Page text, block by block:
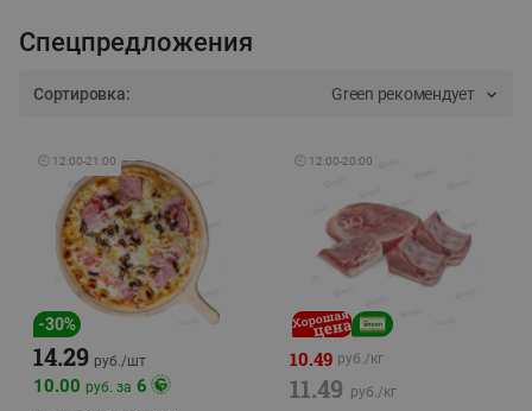
Спецпредложения
Сортировка: Green рекомендует
🕘 12:00-21:00
-30%
14.29 руб./шт
10.00 руб. за 6
🕘 12:00-20:00
10.49 руб./кг
11.49 руб./кг